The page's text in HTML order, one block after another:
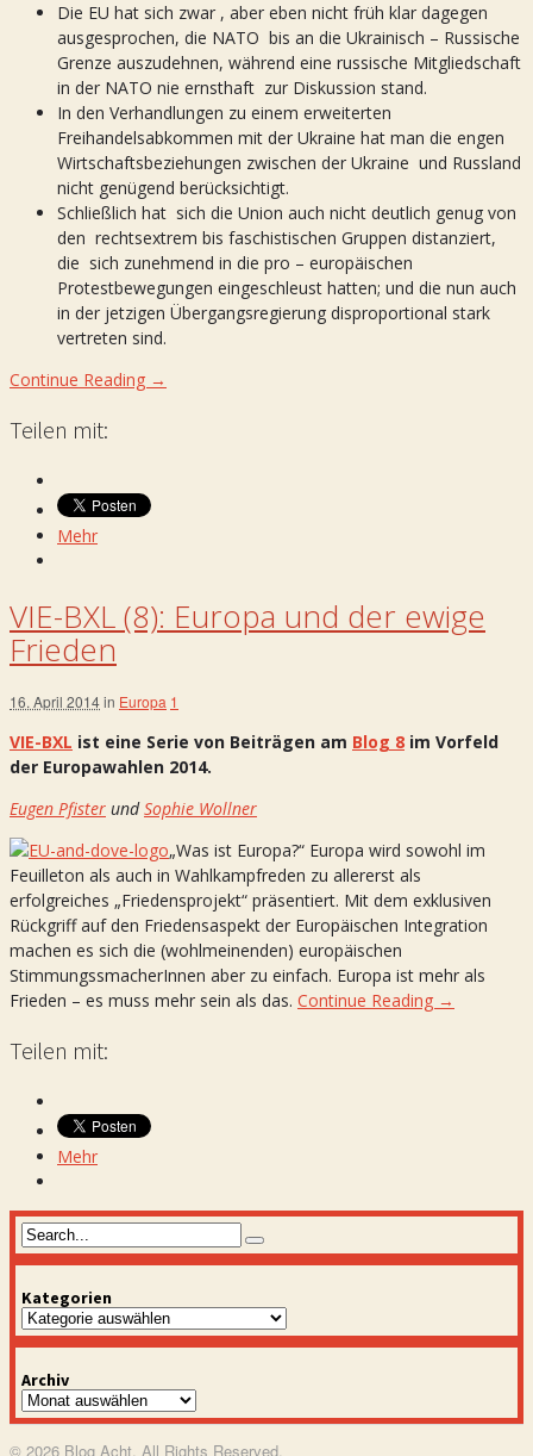
Die EU hat sich zwar , aber eben nicht früh klar dagegen
ausgesprochen, die NATO bis an die Ukrainisch – Russische
Grenze auszudehnen, während eine russische Mitgliedschaft
in der NATO nie ernsthaft zur Diskussion stand.
In den Verhandlungen zu einem erweiterten
Freihandelsabkommen mit der Ukraine hat man die engen
Wirtschaftsbeziehungen zwischen der Ukraine und Russland
nicht genügend berücksichtigt.
Schließlich hat sich die Union auch nicht deutlich genug von
den rechtsextrem bis faschistischen Gruppen distanziert,
die sich zunehmend in die pro – europäischen
Protestbewegungen eingeschleust hatten; und die nun auch
in der jetzigen Übergangsregierung disproportional stark
vertreten sind.
Continue Reading →
Teilen mit:
Mehr
VIE-BXL (8): Europa und der ewige
Frieden
16. April 2014in Europa 1
VIE-BXL ist eine Serie von Beiträgen am Blog 8 im Vorfeld
der Europawahlen 2014.
Eugen Pfister undSophie Wollner
„Was ist Europa?“ Europa wird sowohl im
Feuilleton als auch in Wahlkampfreden zu allererst als
erfolgreiches „Friedensprojekt“ präsentiert. Mit dem exklusiven
Rückgriff auf den Friedensaspekt der Europäischen Integration
machen es sich die (wohlmeinenden) europäischen
StimmungssmacherInnen aber zu einfach. Europa ist mehr als
Frieden – es muss mehr sein als das. Continue Reading →
Teilen mit:
Mehr
Kategorien
Kategorien
Archiv
Archiv
© 2026 Blog Acht. All Rights Reserved.